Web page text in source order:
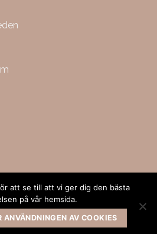
2026 ©BeautyGross
att se till att vi ger dig den bästa
på vår hemsida.
ANVÄNDNINGEN AV COOKIES